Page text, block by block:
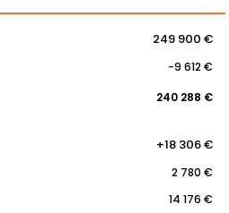
249 900 €
-9 612 €
240 288 €
+18 306 €
2 780 €
14 176 €